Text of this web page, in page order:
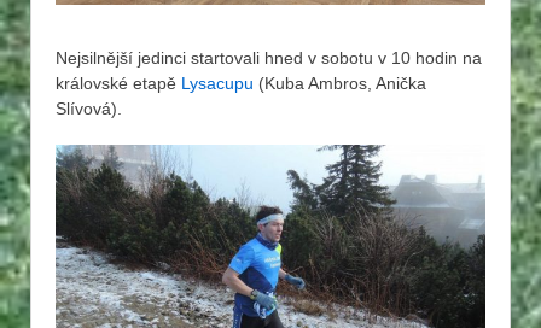
Nejsilnější jedinci startovali hned v sobotu v 10 hodin na
královské etapě Lysacupu (Kuba Ambros, Anička
Slívová).